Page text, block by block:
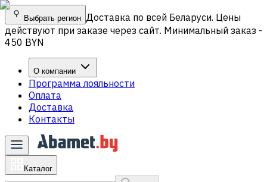
Выбрать регион Доставка по всей Беларуси. Цены
действуют при заказе через сайт. Минимальный заказ -
450 BYN
О компании
Программа лояльности
Оплата
Доставка
Контакты
Каталог